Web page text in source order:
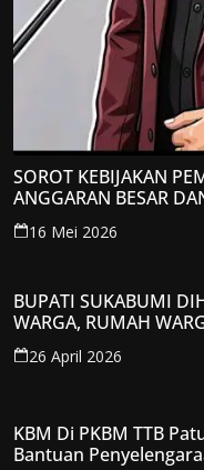
SOROT KEBIJAKAN
ANGGARAN BESAR
JADI PERHATIAN; LPP-
KRITIS
16 Mei 2026
BUPATI SUKABUMI
WARGA, RUMAH
DIAMBRUKAN
26 April 2026
KBM Di PKBM TTB
Bantuan